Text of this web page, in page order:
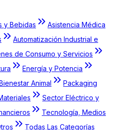
y Bebidas
Asistencia Médica
Automatización Industrial e
de Consumo y Servicios
Energía y Potencia
Animal
Packaging
Sector Eléctrico y
Tecnología, Medios
Todas Las Categorías